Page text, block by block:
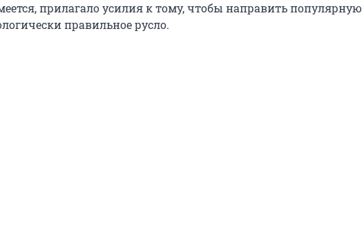
прилагало усилия к тому, чтобы направить популярную
правильное русло.